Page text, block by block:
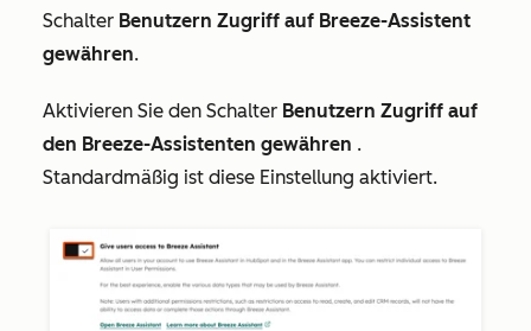
Schalter Benutzern Zugriff auf Breeze-Assistent
gewähren.
Aktivieren Sie den Schalter Benutzern Zugriff auf
den Breeze-Assistenten gewähren .
Standardmäßig ist diese Einstellung aktiviert.